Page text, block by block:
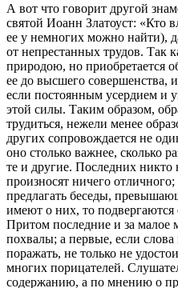
А вот что говорит другой
святой Иоанн Златоуст: «Кто
ее у немногих можно найти),
от непрестанных трудов. Так
природою, но приобретается
ее до высшего совершенства,
если постоянным усердием и
этой силы. Таким образом,
трудиться, нежели менее
других сопровождается не
оно столько важнее, сколько
те и другие. Последних никто
произносят ничего
предлагать беседы,
имеют о них, то подвергаются
Притом последние и за малое
похвалы; а первые, если слова
поражать, не только не
многих порицателей.
содержанию, а по мнению о